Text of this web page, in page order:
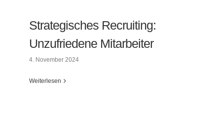
Strategisches Recruiting:
Unzufriedene Mitarbeiter
4. November 2024
Weiterlesen